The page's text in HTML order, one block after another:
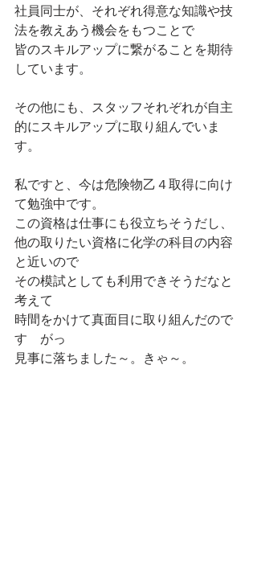
社員同士が、それぞれ得意な知識や技
法を教えあう機会をもつことで
皆のスキルアップに繋がることを期待
しています。
その他にも、スタッフそれぞれが自主
的にスキルアップに取り組んでいま
す。
私ですと、今は危険物乙４取得に向け
て勉強中です。
この資格は仕事にも役立ちそうだし、
他の取りたい資格に化学の科目の内容
と近いので
その模試としても利用できそうだなと
考えて
時間をかけて真面目に取り組んだので
す　がっ
見事に落ちました～。きゃ～。